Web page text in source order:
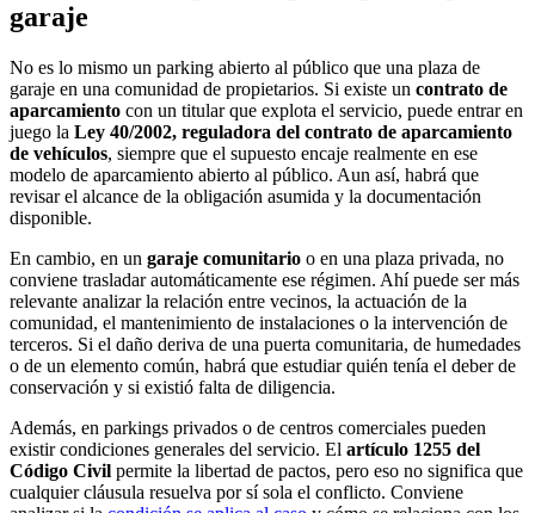
garaje
No es lo mismo un parking abierto al público que una plaza de
garaje en una comunidad de propietarios. Si existe un contrato de
aparcamiento con un titular que explota el servicio, puede entrar en
juego la Ley 40/2002, reguladora del contrato de aparcamiento
de vehículos, siempre que el supuesto encaje realmente en ese
modelo de aparcamiento abierto al público. Aun así, habrá que
revisar el alcance de la obligación asumida y la documentación
disponible.
En cambio, en un garaje comunitario o en una plaza privada, no
conviene trasladar automáticamente ese régimen. Ahí puede ser más
relevante analizar la relación entre vecinos, la actuación de la
comunidad, el mantenimiento de instalaciones o la intervención de
terceros. Si el daño deriva de una puerta comunitaria, de humedades
o de un elemento común, habrá que estudiar quién tenía el deber de
conservación y si existió falta de diligencia.
Además, en parkings privados o de centros comerciales pueden
existir condiciones generales del servicio. El artículo 1255 del
Código Civil permite la libertad de pactos, pero eso no significa que
cualquier cláusula resuelva por sí sola el conflicto. Conviene